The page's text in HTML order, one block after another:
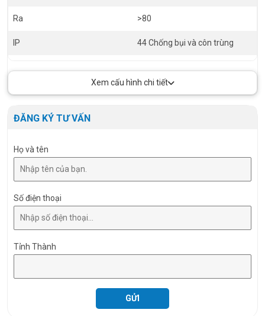
Ra >80
IP 44 Chống bụi và côn trùng
Quy cách đóng gói
Xem cấu hình chi tiết
ĐĂNG KÝ TƯ VẤN
Họ và tên
Số điện thoại
Tỉnh Thành